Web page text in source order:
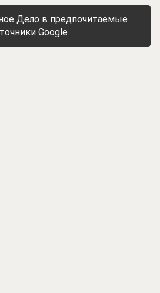
Дело в предпочитаемые
Google